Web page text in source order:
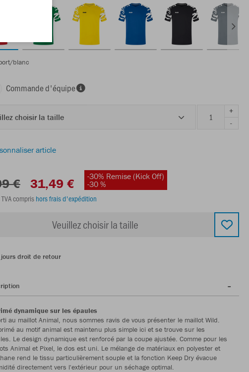
blanc
Commande d'équipe
choisir la taille
+
-
article
€ 31,49 €
-30% Remise (Kick Off)
-30 %
comprishors frais d'expédition
Veuillez choisir la taille
droit de retour
dynamique sur les épaules
au maillot Animal, nous sommes ravis de vous présenter le maillot Wild.
au motif animal est maintenu plus simple ici et se trouve sur les
Le design dynamique est renforcé par la coupe ajustée. Comme pour les
Animal et Pixel, le dos est uni. Le mélange de matériaux en polyester et
rend le tissu particulièrement souple et la fonction Keep Dry évacue
directement vers l'extérieur pour un séchage optimal.